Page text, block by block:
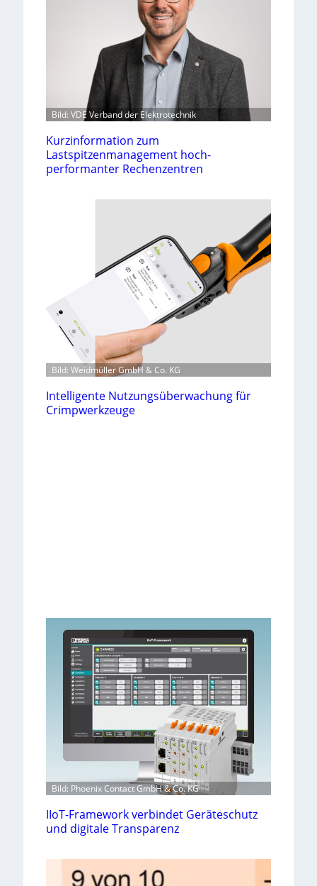
Bild: VDE Verband der Elektrotechnik
Kurzinformation zum
Lastspitzenmanagement hoch-
performanter Rechenzentren
Bild: Weidmüller GmbH & Co. KG
Intelligente Nutzungsüberwachung für
Crimpwerkzeuge
Bild: Phoenix Contact GmbH & Co. KG
IIoT-Framework verbindet Geräteschutz
und digitale Transparenz